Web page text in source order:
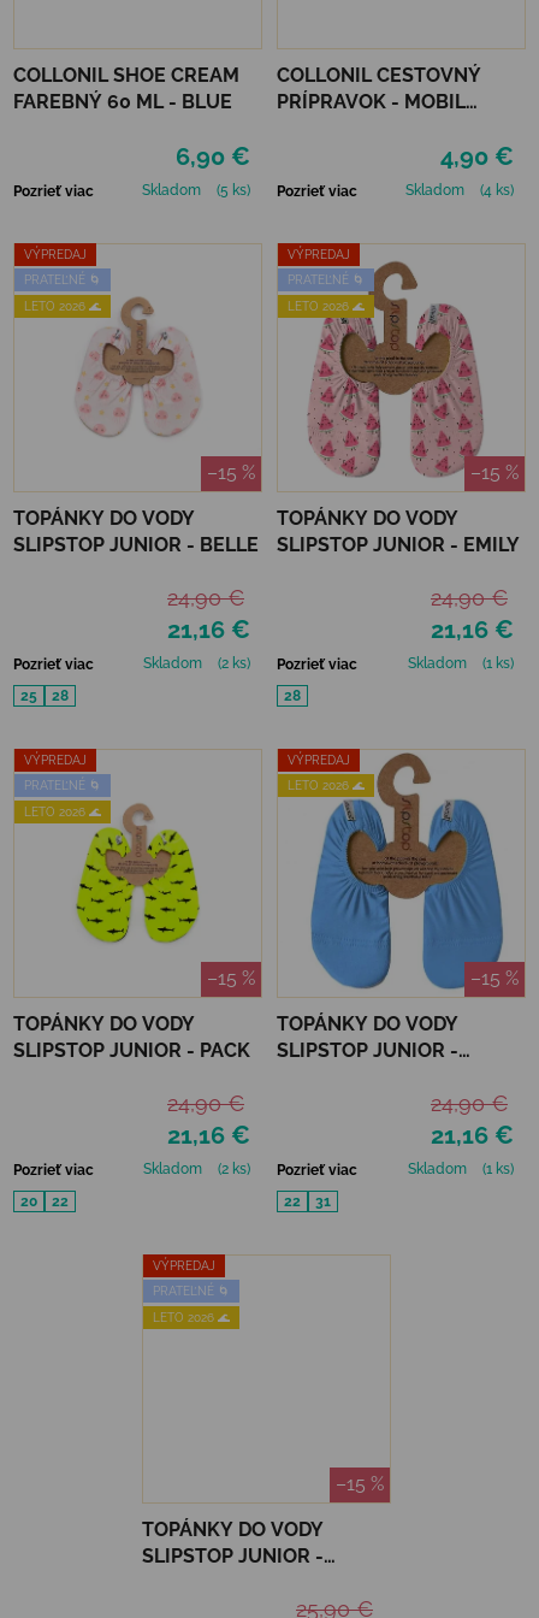
COLLONIL SHOE CREAM
FAREBNÝ 60 ML - BLUE
6,90 €
Pozrieť viac Skladom (5 ks)
COLLONIL CESTOVNÝ
PRÍPRAVOK - MOBIL
4,90 €
Pozrieť viac Skladom (4 ks)
VÝPREDAJ
PRATEĽNÉ 🌀
LETO 2026 🌊
–15 %
TOPÁNKY DO VODY
SLIPSTOP JUNIOR - BELLE
21,16 €
24,90 €
Pozrieť viac Skladom
(2 ks)
25
28
VÝPREDAJ
PRATEĽNÉ 🌀
LETO 2026 🌊
–15 %
TOPÁNKY DO VODY
SLIPSTOP JUNIOR - EMILY
21,16 €
24,90 €
Pozrieť viac Skladom
(1 ks)
28
VÝPREDAJ
PRATEĽNÉ 🌀
LETO 2026 🌊
–15 %
TOPÁNKY DO VODY
SLIPSTOP JUNIOR - PACK
21,16 €
24,90 €
Pozrieť viac Skladom
(2 ks)
20
22
VÝPREDAJ
LETO 2026 🌊
–15 %
TOPÁNKY DO VODY
SLIPSTOP JUNIOR -
21,16 €
24,90 €
Pozrieť viac Skladom
(1 ks)
22
31
VÝPREDAJ
PRATEĽNÉ 🌀
LETO 2026 🌊
–15 %
TOPÁNKY DO VODY
SLIPSTOP JUNIOR -
25,90 €